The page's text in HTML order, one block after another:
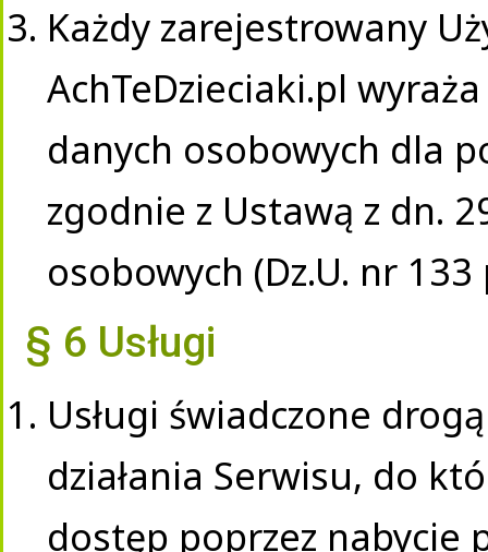
Każdy zarejestrowany
AchTeDzieciaki.pl
danych osobowych dla
zgodnie z Ustawą z dn.
osobowych (Dz.U. nr 133
§ 6 Usługi
Usługi świadczone
działania Serwisu, do
dostęp poprzez nabycie